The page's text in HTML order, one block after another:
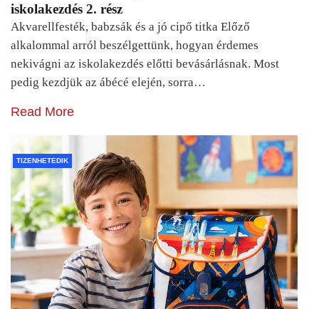
iskolakezdés 2. rész
Akvarellfesték, babzsák és a jó cipő titka Előző
alkalommal arról beszélgettünk, hogyan érdemes
nekivágni az iskolakezdés előtti bevásárlásnak. Most
pedig kezdjük az ábécé elején, sorra…
Read More
TIZENHETEDIK